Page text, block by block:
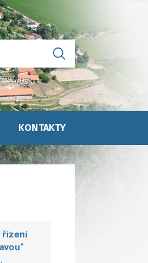
KONTAKTY
řízení